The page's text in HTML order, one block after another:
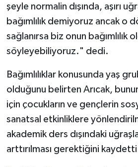
şeyle normalin dışında, aşırı
bağımlılık demiyoruz ancak o
sağlanırsa biz onun bağımlılık
söyleyebiliyoruz." dedi.
Bağımlılıklar konusunda yaş
olduğunu belirten Arıcak,
için çocukların ve gençlerin
sanatsal etkinliklere
akademik ders dışındaki
arttırılması gerektiğini
Iğdır Müftülüğü
Isparta Müftülüğü
İstanbul Müftülüğü
İzmir Müftülüğü
Kahramanmaraş Müftülüğü
Karabük Müftülüğü